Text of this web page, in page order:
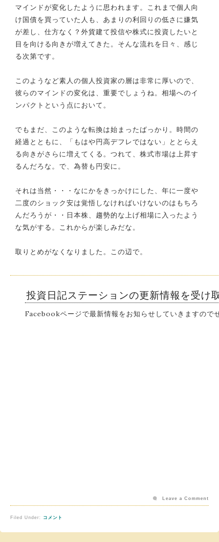
マインドが変化したように思われます。これまで個人向
け国債を買っていた人も、あまりの利回りの低さに嫌気
が差し、仕方なく？外貨建て投信や株式に投資したいと
目を向ける向きが増えてきた。そんな流れを日々、感じ
る次第です。
このようなど素人の個人投資家の層は非常に厚いので、
彼らのマインドの変化は、重要でしょうね。相場へのイ
ンパクトという点において。
でもまだ、このような転換は始まったばっかり。時間の
経過とともに、「もはや円高デフレではない」ととらえ
る向きがさらに増えてくる。つれて、株式市場は上昇す
るんだろな。で、為替も円安に。
それは当然・・・なにかをきっかけにした、年に一度や
二度のショック安は覚悟しなければいけないのはもちろ
んだろうが・・日本株、趨勢的な上げ相場に入ったよう
な気がする。これからが楽しみだな。
取りとめがなくなりました。この辺で。
投資日記ステーションの更新情報を受け
Facebookページで最新情報をお知らせしていきますので
Filed Under: コメント
Leave a Comment